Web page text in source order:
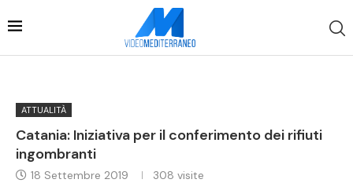
ATTUALITÀ
Catania: Iniziativa per il conferimento dei rifiuti
ingombranti
18 Settembre 2019 308 visite